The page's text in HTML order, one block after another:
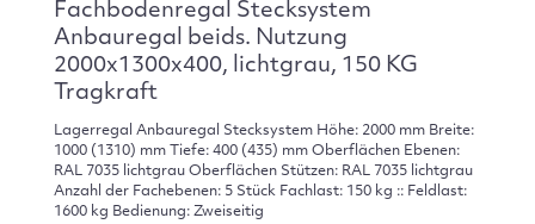
Fachbodenregal Stecksystem
Anbauregal beids. Nutzung
2000x1300x400, lichtgrau, 150 KG
Tragkraft
Lagerregal Anbauregal Stecksystem Höhe: 2000 mm Breite:
1000 (1310) mm Tiefe: 400 (435) mm Oberflächen Ebenen:
RAL 7035 lichtgrau Oberflächen Stützen: RAL 7035 lichtgrau
Anzahl der Fachebenen: 5 Stück Fachlast: 150 kg :: Feldlast:
1600 kg Bedienung: Zweiseitig